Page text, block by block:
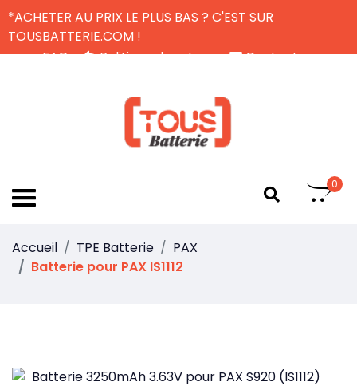
*ACHETER AU PRIX LE PLUS BAS ? C'EST SUR
TOUSBATTERIE.COM !
FAQ
Politique de retour
Contactez-nous
0
Accueil TPE Batterie
PAX
Batterie pour PAX IS1112